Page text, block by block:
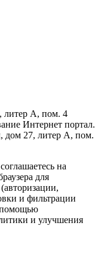
литер А, пом. 4
Интернет портал.
дом 27, литер А, пом.
на
для
и фильтрации
помощью
и улучшения